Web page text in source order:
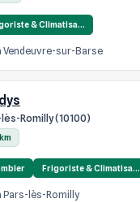
& Climatisa…
sur-Barse
Romilly (10100)
Frigoriste & Climatisa…
lès-Romilly